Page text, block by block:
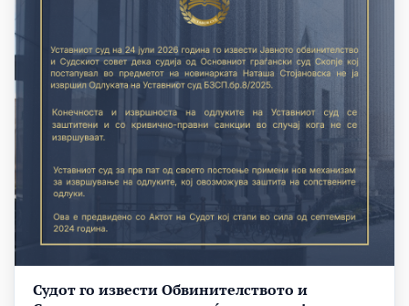
Судот го извести Обвинителството и